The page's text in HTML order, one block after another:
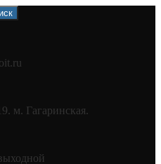
м. Гагаринская.